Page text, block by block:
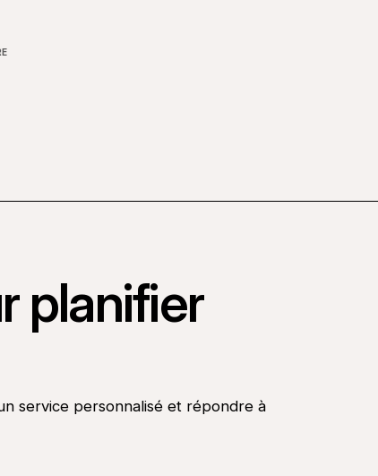
planifier
service personnalisé et répondre à